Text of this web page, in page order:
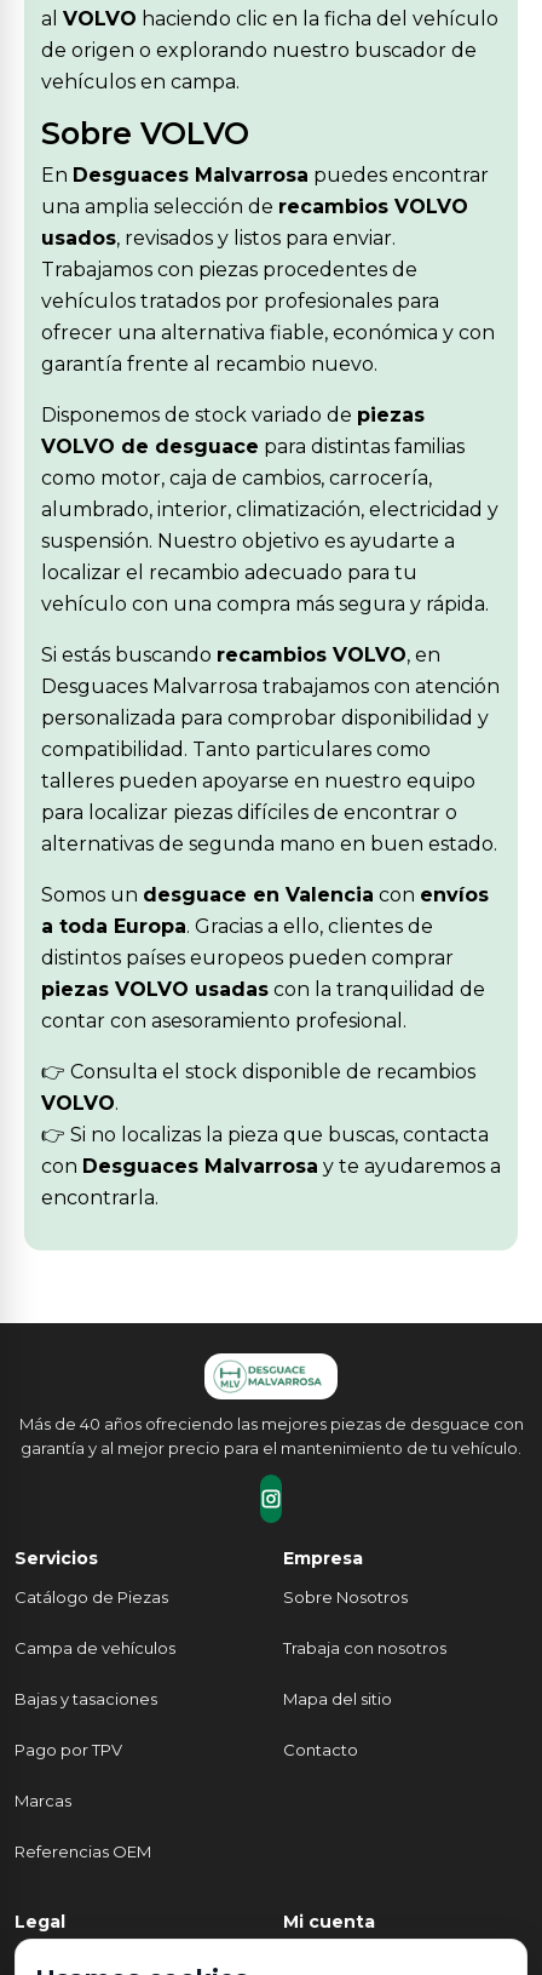
al VOLVO haciendo clic en la ficha del vehículo
de origen o explorando nuestro buscador de
vehículos en campa.
Sobre VOLVO
En Desguaces Malvarrosa puedes encontrar
una amplia selección de recambios VOLVO
usados, revisados y listos para enviar.
Trabajamos con piezas procedentes de
vehículos tratados por profesionales para
ofrecer una alternativa fiable, económica y con
garantía frente al recambio nuevo.
Disponemos de stock variado de piezas
VOLVO de desguace para distintas familias
como motor, caja de cambios, carrocería,
alumbrado, interior, climatización, electricidad y
suspensión. Nuestro objetivo es ayudarte a
localizar el recambio adecuado para tu
vehículo con una compra más segura y rápida.
Si estás buscando recambios VOLVO, en
Desguaces Malvarrosa trabajamos con atención
personalizada para comprobar disponibilidad y
compatibilidad. Tanto particulares como
talleres pueden apoyarse en nuestro equipo
para localizar piezas difíciles de encontrar o
alternativas de segunda mano en buen estado.
Somos un desguace en Valencia con envíos
a toda Europa. Gracias a ello, clientes de
distintos países europeos pueden comprar
piezas VOLVO usadas con la tranquilidad de
contar con asesoramiento profesional.
👉 Consulta el stock disponible de recambios
VOLVO.
👉 Si no localizas la pieza que buscas, contacta
con Desguaces Malvarrosa y te ayudaremos a
encontrarla.
Más de 40 años ofreciendo las mejores piezas de desguace con
garantía y al mejor precio para el mantenimiento de tu vehículo.
Servicios
Catálogo de Piezas
Campa de vehículos
Bajas y tasaciones
Pago por TPV
Marcas
Referencias OEM
Empresa
Sobre Nosotros
Trabaja con nosotros
Mapa del sitio
Contacto
Legal
Política de Privacidad
Mi cuenta